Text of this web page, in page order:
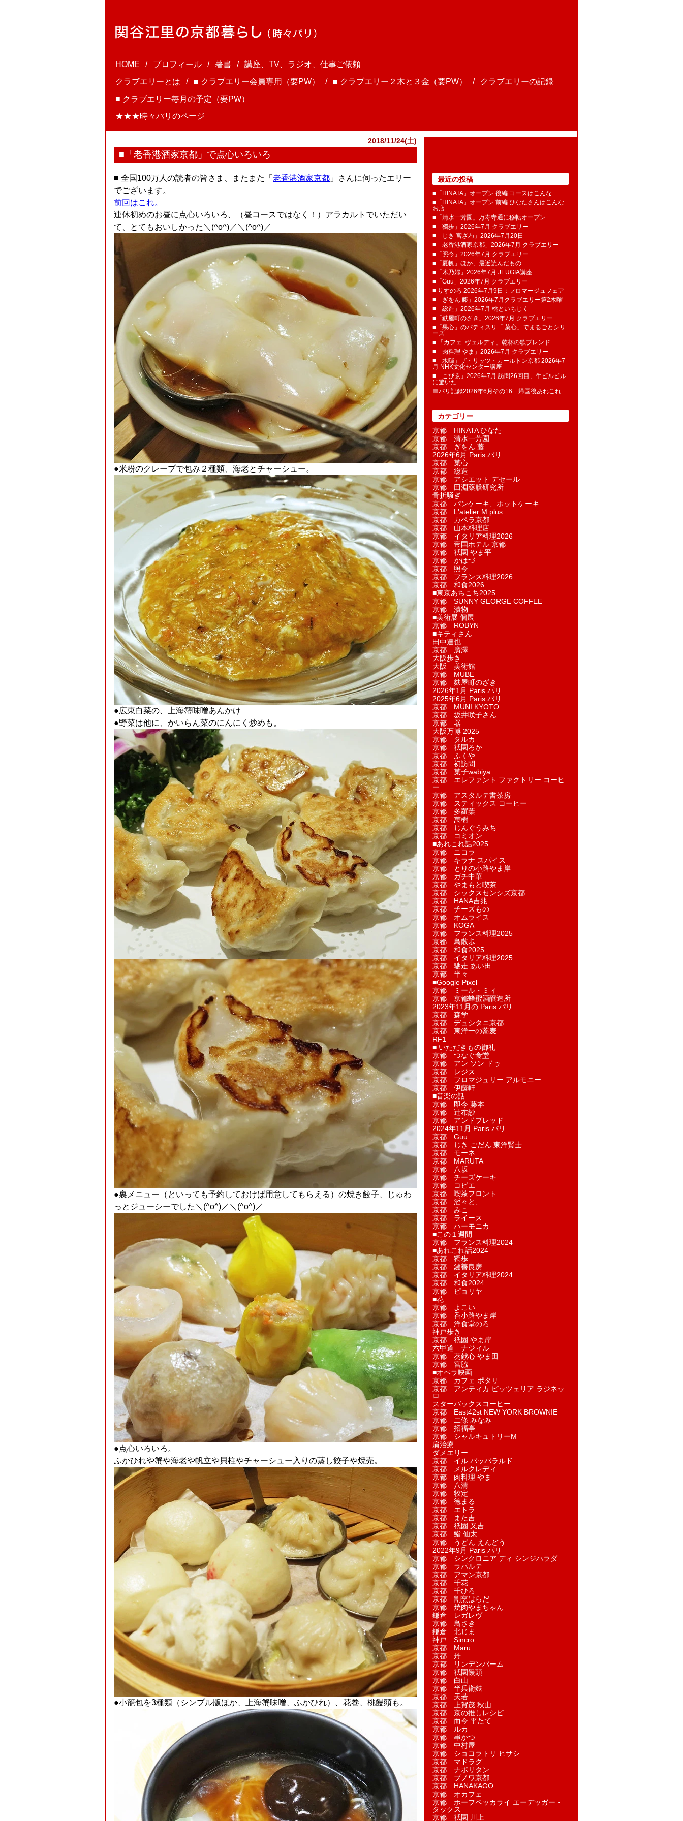
HOME プロフィール 著書
講座、TV、ラジオ、仕事ご依頼
クラブエリーとは
■ クラブエリー会員専用（要PW） ■ クラブエリー２木と３金（要PW）
クラブエリーの記録
■ クラブエリー毎月の予定（要PW）
★★★時々パリのページ
2018/11/24(土)
■「老香港酒家京都」で点心いろいろ
■ 全国100万人の読者の皆さま、またまた「 老香港酒家京都 」さんに伺ったエリー
でございます。
前回はこれ。
連休初めのお昼に点心いろいろ、（昼コースではなく！）アラカルトでいただい
て、とてもおいしかった＼(^o^)／＼(^o^)／
●米粉のクレープで包み２種類、海老とチャーシュー。
●広東白菜の、上海蟹味噌あんかけ
●野菜は他に、かいらん菜のにんにく炒めも。
●裏メニュー（といっても予約しておけば用意してもらえる）の焼き餃子、じゅわ
っとジューシーでした＼(^o^)／＼(^o^)／
●点心いろいろ。
ふかひれや蟹や海老や帆立や貝柱やチャーシュー入りの蒸し餃子や焼売。
●小籠包を3種類（シンプル版ほか、上海蟹味噌、ふかひれ）、花巻、桃饅頭も。
最近の投稿
■「HINATA」オープン 後編 コースはこんな
■「HINATA」オープン 前編 ひなたさんはこんな
お店
■「清水一芳園」万寿寺通に移転オープン
■「獨歩」2026年7月 クラブエリー
■「じき 宮ざわ」2026年7月20日
■「老香港酒家京都」2026年7月 クラブエリー
■「照今」2026年7月 クラブエリー
■「夏帆」ほか、最近読んだもの
■「木乃婦」2026年7月 JEUGIA講座
■「Guu」2026年7月 クラブエリー
■ りすのろ 2026年7月9日：フロマージュフェア
■「ぎをん 藤」2026年7月クラブエリー第2木曜
■「総造」2026年7月 桃といちじく
■「麩屋町のざき」2026年7月 クラブエリー
■「果心」のパティスリ「 菓​心」でまるごとシリ
ーズ
■ 「カフェ･ヴェルディ」乾杯の歌ブレンド
■「肉料理 やま」2026年7月 クラブエリー
■「水暉」ザ・リッツ・カールトン京都 2026年7
月 NHK文化センター講座
■「こぴゑ」2026年7月 訪問26回目、牛ピルピル
に驚いた
🟦パリ記録2026年6月その16 帰国後あれこれ
カテゴリー
京都 HINATA ひなた
京都 清水一芳園
京都 ぎをん 藤
2026年6月 Paris パリ
京都 菓​心
京都 総造
京都 アシエット デセール
京都 田淵薬膳研究所
骨折騒ぎ
京都 パンケーキ、ホットケーキ
京都 L'atelier M plus
京都 カペラ京都
京都 山本料理店
京都 イタリア料理2026
京都 帝国ホテル 京都
京都 祇園 やま平
京都 かはづ
京都 照今
京都 フランス料理2026
京都 和食2026
■東京あちこち2025
京都 SUNNY GEORGE COFFEE
京都 漬物
■美術展 個展
京都 ROBYN
■キティさん
田中達也
京都 廣澤
大阪歩き
大阪 美術館
京都 MUBE
京都 麩屋町のざき
2026年1月 Paris パリ
2025年6月 Paris パリ
京都 MUNI KYOTO
京都 坂井咲子さん
京都 器
大阪万博 2025
京都 タルカ
京都 祇園ろか
京都 ふくや
京都 初訪問
京都 菓子wabiya
京都 エレファント ファクトリー コーヒ
ー
京都 アスタルテ書茶房
京都 スティックス コーヒー
京都 多羅葉
京都 萬樹
京都 じんぐうみち
京都 コミオン
■あれこれ話2025
京都 ニコラ
京都 キラナ スパイス
京都 とりの小路やま岸
京都 ガチ中華
京都 やまもと喫茶
京都 シックスセンシズ京都
京都 HANA吉兆
京都 チーズもの
京都 オムライス
京都 KOGA
京都 フランス料理2025
京都 鳥散歩
京都 和食2025
京都 イタリア料理2025
京都 馳走 あい田
京都 半々
■Google Pixel
京都 ミール・ミィ
京都 京都蜂蜜酒醸造所
2023年11月の Paris パリ
京都 森学
京都 デュシタニ京都
京都 東洋一の蕎麦
RF1
■ いただきもの御礼
京都 つなぐ食堂
京都 アン ソン ドゥ
京都 レジス
京都 フロマジュリー アルモニー
京都 伊藤軒
■音楽の話
京都 即今 藤本
京都 辻布紗
京都 アンドブレッド
2024年11月 Paris パリ
京都 Guu
京都 じき ごだん 東洋賢士
京都 モーネ
京都 MARUTA
京都 八坂
京都 チーズケーキ
京都 コピエ
京都 喫茶フロント
京都 滔々と、
京都 みこ
京都 ライース
京都 ハーモニカ
■この１週間
京都 フランス料理2024
■あれこれ話2024
京都 獨歩
京都 鍵善良房
京都 イタリア料理2024
京都 和食2024
京都 ピョリヤ
■花
京都 よこい
京都 呑小路やま岸
京都 洋食堂のろ
神戸歩き
京都 祇園 やま岸
六甲道 ナジィル
京都 葵献心 やま田
京都 宮脇
■オペラ映画
京都 カフェ ポタリ
京都 アンティカ ピッツェリア ラジネッ
ロ
スターバックスコーヒー
京都 East42st NEW YORK BROWNIE
京都 二條 みなみ
京都 招福亭
京都 シャルキュトリーM
肩治療
ダメエリー
京都 イル パッパラルド
京都 メルクレディ
京都 肉料理 やま
京都 八清
京都 牧定
京都 徳まる
京都 エトラ
京都 また吉
京都 祇園 又吉
京都 鮨 仙太
京都 うどん えんどう
2022年9月 Paris パリ
京都 シンクロニア ディ シンジハラダ
京都 ラパルテ
京都 アマン京都
京都 千花
京都 千ひろ
京都 割烹はらだ
京都 焼肉やまちゃん
鎌倉 レガレヴ
京都 鳥さき
鎌倉 北じま
神戸 Sincro
京都 Maru
京都 丹
京都 リンデンバーム
京都 祇園饅頭
京都 白山
京都 半兵衛麩
京都 天若
京都 上賀茂 秋山
京都 京の推しレシピ
京都 而今 平たて
京都 ルカ
京都 串かつ
京都 中村屋
京都 ショコラトリ ヒサシ
京都 マドラグ
京都 ナポリタン
京都 ブノワ京都
京都 HANAKAGO
京都 オカフェ
京都 ホーフベッカライ エーデッガー・
タックス
京都 祇園 川上